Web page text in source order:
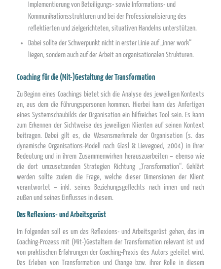
Implementierung von Beteiligungs- sowie Informations- und
Kommunikationsstrukturen und bei der Professionalisierung des
reflektierten und zielgerichteten, situativen Handelns unterstützen.
Dabei sollte der Schwerpunkt nicht in erster Linie auf „inner work“
liegen, sondern auch auf der Arbeit an organisationalen Strukturen.
Coaching für die (Mit-)Gestaltung der Transformation
Zu Beginn eines Coachings bietet sich die Analyse des jeweiligen Kontexts
an, aus dem die Führungspersonen kommen. Hierbei kann das Anfertigen
eines Systemschaubilds der Organisation ein hilfreiches Tool sein. Es kann
zum Erkennen der Sichtweise des jeweiligen Klienten auf seinen Kontext
beitragen. Dabei gilt es, die Wesensmerkmale der Organisation (s. das
dynamische Organisations-Modell nach Glasl & Lievegoed, 2004) in ihrer
Bedeutung und in ihrem Zusammenwirken herauszuarbeiten – ebenso wie
die dort umzusetzenden Strategien Richtung „Transformation“. Geklärt
werden sollte zudem die Frage, welche dieser Dimensionen der Klient
verantwortet – inkl. seines Beziehungsgeflechts nach innen und nach
außen und seines Einflusses in diesem.
Das Reflexions- und Arbeitsgerüst
Im Folgenden soll es um das Reflexions- und Arbeitsgerüst gehen, das im
Coaching-Prozess mit (Mit-)Gestaltern der Transformation relevant ist und
von praktischen Erfahrungen der Coaching-Praxis des Autors geleitet wird.
Das Erleben von Transformation und Change bzw. ihrer Rolle in diesem